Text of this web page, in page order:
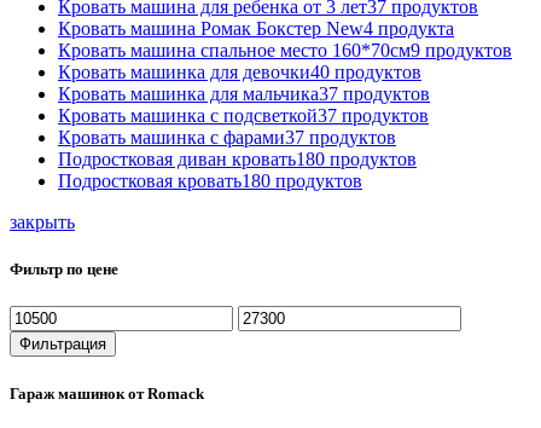
Кровать машина для ребенка от 3 лет37 продуктов
Кровать машина Ромак Бокстер New4 продукта
Кровать машина спальное место 160*70см9 продуктов
Кровать машинка для девочки40 продуктов
Кровать машинка для мальчика37 продуктов
Кровать машинка с подсветкой37 продуктов
Кровать машинка с фарами37 продуктов
Подростковая диван кровать180 продуктов
Подростковая кровать180 продуктов
закрыть
Фильтр по цене
Минимальная
цена
Максимальная
цена
Фильтрация
Гараж машинок от Romack